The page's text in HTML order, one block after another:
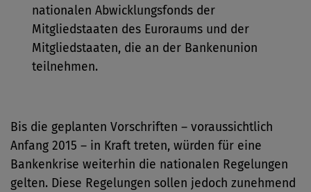
nationalen Abwicklungsfonds der
Mitgliedstaaten des Euroraums und der
Mitgliedstaaten, die an der Bankenunion
teilnehmen.
Bis die geplanten Vorschriften – voraussichtlich
Anfang 2015 – in Kraft treten, würden für eine
Bankenkrise weiterhin die nationalen Regelungen
gelten. Diese Regelungen sollen jedoch zunehmend